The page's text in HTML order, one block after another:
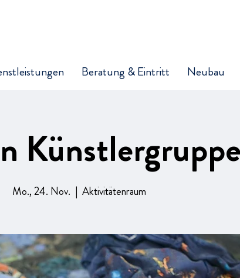
Beratung & Eintritt Neubau
Künstlergruppe
Mo., 24. Nov.
  |
Aktivitätenraum